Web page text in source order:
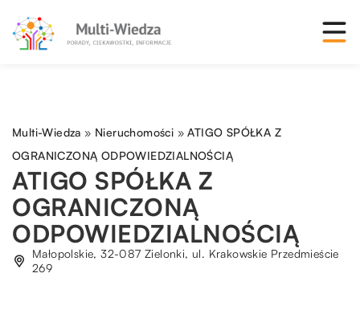
Multi-Wiedza » Nieruchomości »ATIGO SPÓŁKA Z
OGRANICZONĄ ODPOWIEDZIALNOŚCIĄ
ATIGO SPÓŁKA Z
OGRANICZONĄ
ODPOWIEDZIALNOŚCIĄ
Małopolskie, 32-087 Zielonki, ul. Krakowskie Przedmieście
269